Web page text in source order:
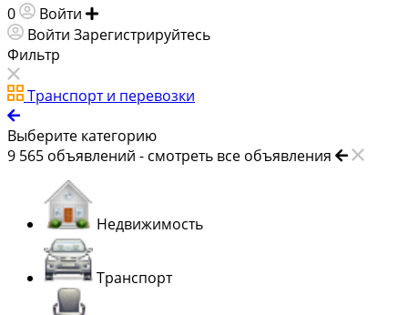
0 Войти
Войти Зарегистрируйтесь
Фильтр
Транспорт и перевозки
Выберите категорию
9 565 объявлений - смотреть все объявления
Недвижимость
Транспорт